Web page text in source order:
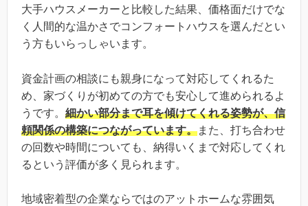
大手ハウスメーカーと比較した結果、価格面だけでな
く人間的な温かさでコンフォートハウスを選んだとい
う方もいらっしゃいます。
資金計画の相談にも親身になって対応してくれるた
め、家づくりが初めての方でも安心して進められるよ
うです。 細かい部分まで耳を傾けてくれる姿勢が、信
頼関係の構築につながっています。また、打ち合わせ
の回数や時間についても、納得いくまで対応してくれ
るという評価が多く見られます。
地域密着型の企業ならではのアットホームな雰囲気